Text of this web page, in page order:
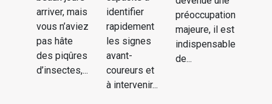
arriver, mais
vous n’aviez
pas hâte
des piqûres
d’insectes,...
identifier
rapidement
les signes
avant-
coureurs et
à intervenir...
préoccupation
majeure, il est
indispensable
de...